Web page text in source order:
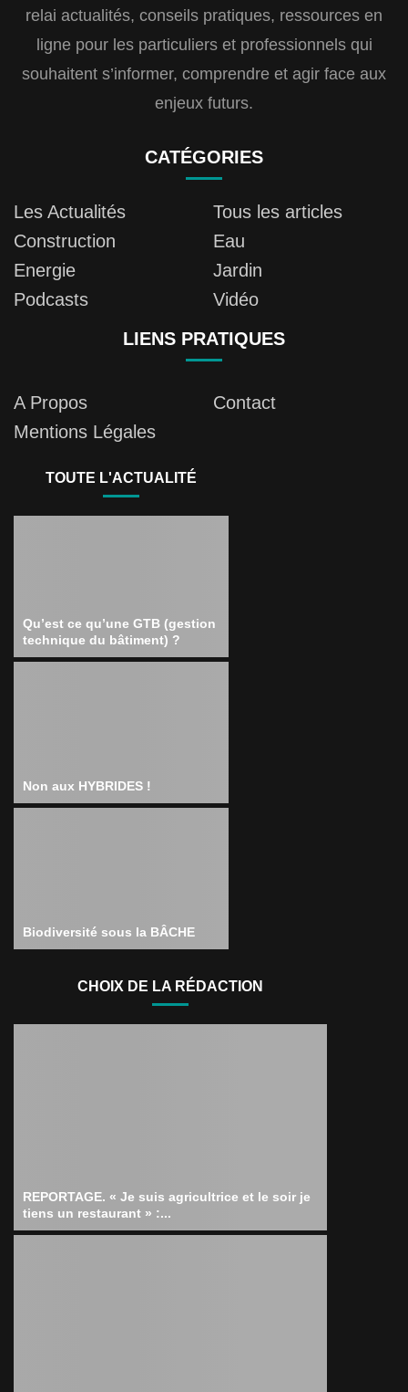
relai actualités, conseils pratiques, ressources en
ligne pour les particuliers et professionnels qui
souhaitent s’informer, comprendre et agir face aux
enjeux futurs.
CATÉGORIES
Les Actualités
Tous les articles
Construction
Eau
Energie
Jardin
Podcasts
Vidéo
LIENS PRATIQUES
A Propos
Contact
Mentions Légales
TOUTE L'ACTUALITÉ
Qu’est ce qu’une GTB (gestion
technique du bâtiment) ?
Non aux HYBRIDES !
Biodiversité sous la BÂCHE
CHOIX DE LA RÉDACTION
REPORTAGE. « Je suis agricultrice et le soir je
tiens un restaurant » :...